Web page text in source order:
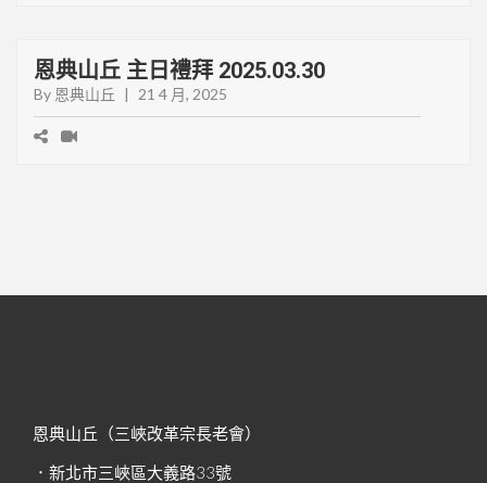
恩典山丘 主日禮拜 2025.03.30
By 恩典山丘 | 21 4 月, 2025
恩典山丘（三峽改革宗長老會）
．新北市三峽區大義路33號